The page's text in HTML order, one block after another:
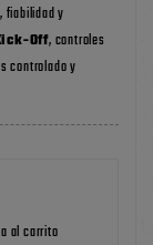
fiabilidad y
Off, controles
controlado y
al carrito